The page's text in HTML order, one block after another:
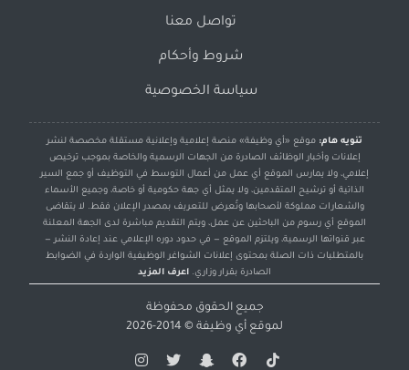
تواصل معنا
شروط وأحكام
سياسة الخصوصية
تنويه هام: موقع «أي وظيفة» منصة إعلامية وإعلانية مستقلة مخصصة لنشر
إعلانات وأخبار الوظائف الصادرة من الجهات الرسمية والخاصة بموجب ترخيص
إعلامي، ولا يمارس الموقع أي عمل من أعمال التوسط في التوظيف أو جمع السير
الذاتية أو ترشيح المتقدمين، ولا يمثل أي جهة حكومية أو خاصة، وجميع الأسماء
والشعارات مملوكة لأصحابها وتُعرض للتعريف بمصدر الإعلان فقط. لا يتقاضى
الموقع أي رسوم من الباحثين عن عمل، ويتم التقديم مباشرة لدى الجهة المعلنة
عبر قنواتها الرسمية، ويلتزم الموقع — في حدود دوره الإعلامي عند إعادة النشر —
بالمتطلبات ذات الصلة بمحتوى إعلانات الشواغر الوظيفية الواردة في الضوابط
الصادرة بقرار وزاري. اعرف المزيد
جميع الحقوق محفوظة
لموقع أي وظيفة © 2014-2026